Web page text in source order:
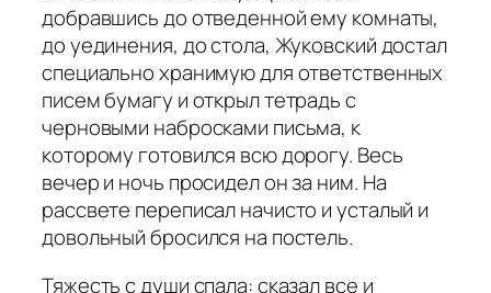
добравшись до отведенной ему комнаты,
до уединения, до стола, Жуковский достал
специально хранимую для ответственных
писем бумагу и открыл тетрадь с
черновыми набросками письма, к
которому готовился всю дорогу. Весь
вечер и ночь просидел он за ним. На
рассвете переписал начисто и усталый и
довольный бросился на постель.
Тяжесть с души спала: сказал все и